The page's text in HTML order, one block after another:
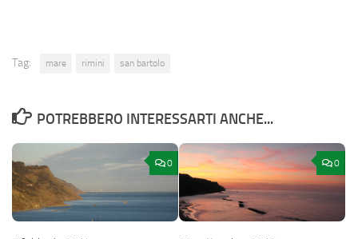
Tag: mare rimini san bartolo
POTREBBERO INTERESSARTI ANCHE...
0 0